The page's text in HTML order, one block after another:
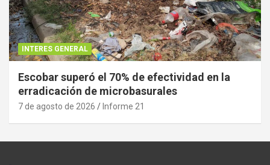
INTERES GENERAL
Escobar superó el 70% de efectividad en la
erradicación de microbasurales
7 de agosto de 2026 Informe 21